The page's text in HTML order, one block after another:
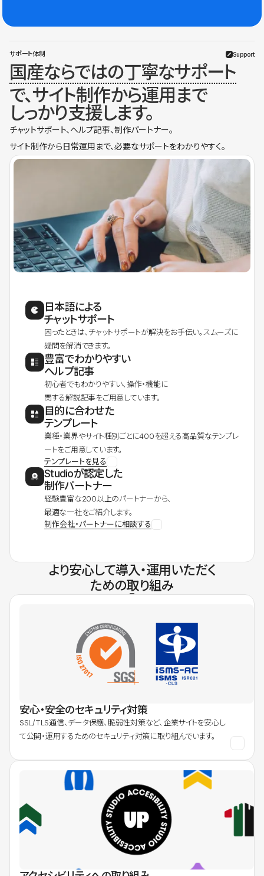
サポート体制 Support
国産ならではの丁寧なサポート
で、サイト制作から運用まで
しっかり支援します。
チャットサポート、ヘルプ記事、制作パートナー。
サイト制作から日常運用まで、必要なサポートをわかりやすく。
日本語による
チャットサポート
困ったときは、チャットサポートが解決をお手伝い。スムーズに
疑問を解消できます。
豊富でわかりやすい
ヘルプ記事
初心者でもわかりやすい、操作・機能に
関する解説記事をご用意しています。
目的に合わせた
テンプレート
業種・業界やサイト種別ごとに400を超える高品質なテンプレ
ートをご用意しています。
テンプレートを見る
Studioが認定した
制作パートナー
経験豊富な200以上のパートナーから、
最適な一社をご紹介します。
制作会社・パートナーに相談する
より安心して導入・運用いただく
ための取り組み
安心・安全のセキュリティ対策
SSL/TLS通信、データ保護、脆弱性対策など、企業サイトを安心し
て公開・運用するためのセキュリティ対策に取り組んでいます。